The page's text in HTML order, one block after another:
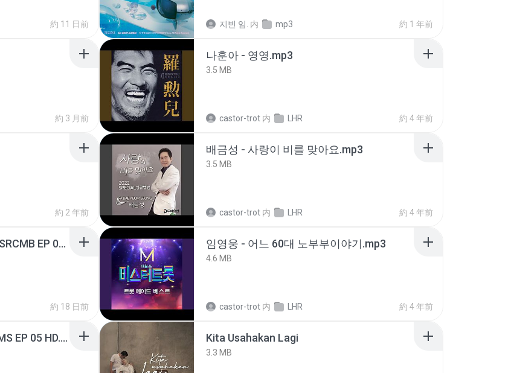
約 11 日前 지빈 임. 内 mp3 約 1 年前
約 3 月前
나훈아 - 영영.mp3
3.5 MB
castor-trot 内 LHR 約 4 年前
約 2 年前
배금성 - 사랑이 비를 맞아요.mp3
3.5 MB
castor-trot 内 LHR 約 4 年前
[Witanime.com] RKNGMNNTSRCMB EP 05 HD.mp4
約 18 日前
임영웅 - 어느 60대 노부부이야기.mp3
4.6 MB
castor-trot 内 LHR 約 4 年前
[Witanime.com] TSTJWGCDMS EP 05 HD.mp4 Kita Usahakan Lagi
3.3 MB